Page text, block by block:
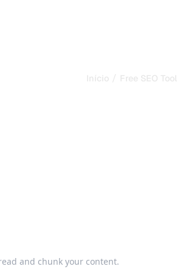
Início / Free SEO Tool
and chunk your content.